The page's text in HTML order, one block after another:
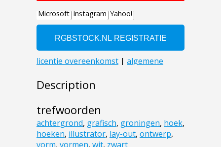
Description
trefwoorden
achtergrond, grafisch, groningen, hoek,
hoeken, illustrator, lay-out, ontwerp,
vorm, vormen, wit, zwart